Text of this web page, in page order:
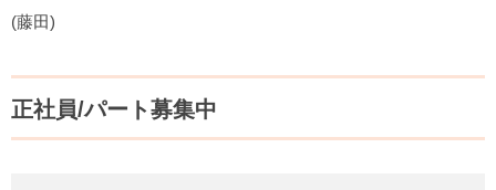
(藤田)
正社員/パート募集中